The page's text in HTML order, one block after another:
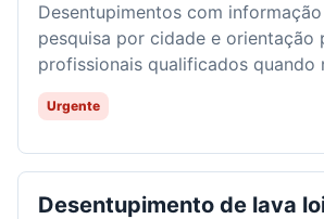
Desentupimentos com
pesquisa por cidade e orientação
profissionais qualificados quando
Urgente
Desentupimento de lava